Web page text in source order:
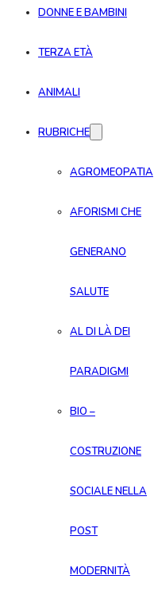
DONNE E BAMBINI
TERZA ETÀ
ANIMALI
RUBRICHE
AGROMEOPATIA
AFORISMI CHE
GENERANO
SALUTE
AL DI LÀ DEI
PARADIGMI
BIO –
COSTRUZIONE
SOCIALE NELLA
POST
MODERNITÀ